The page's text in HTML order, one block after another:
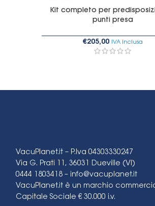
Kit completo per
punti presa
€205,00 IVA Inclusa
VacuPlanet.it – P.Iva 04303330247
Via G. Prati 11, 36031 Dueville (VI)
0444 1803418 – info@vacuplanet.it
VacuPlanet.it è un marchio
Capitale Sociale € 30.000 i.v.